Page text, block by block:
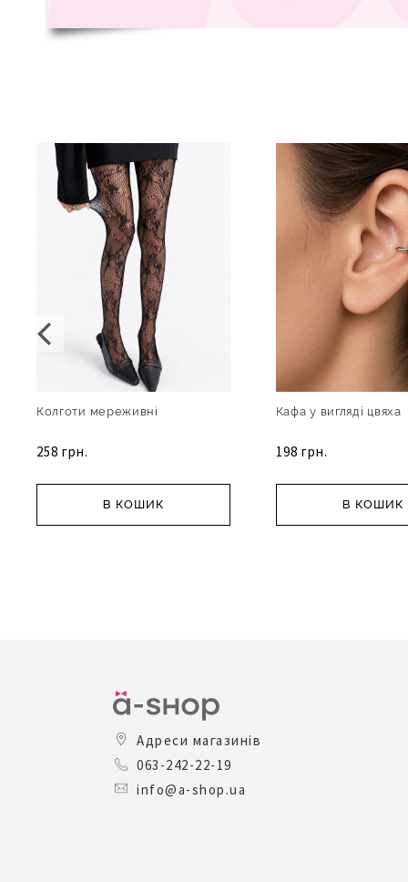
Колготи мереживні
258 грн.
В КОШИК
Кафа у вигляді цвяха
198 грн.
В КОШИК
Адреси магазинів
063-242-22-19
info@a-shop.ua